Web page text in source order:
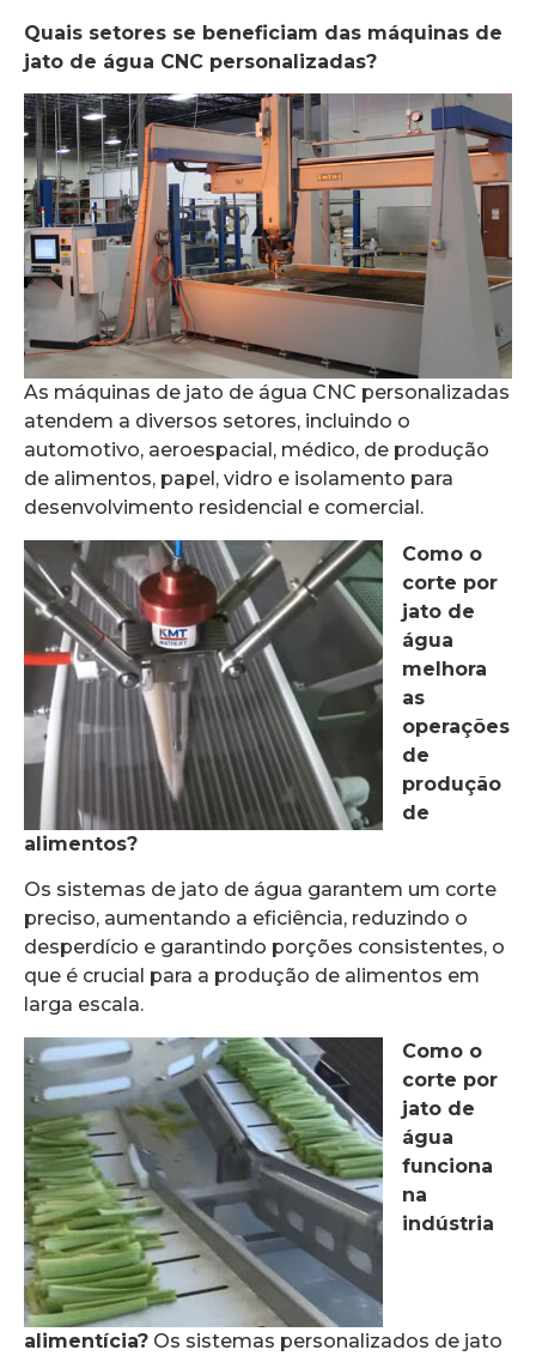
Quais setores se beneficiam das máquinas de
jato de água CNC personalizadas?
As máquinas de jato de água CNC personalizadas
atendem a diversos setores, incluindo o
automotivo, aeroespacial, médico, de produção
de alimentos, papel, vidro e isolamento para
desenvolvimento residencial e comercial.
Como o
corte por
jato de
água
melhora
as
operações
de
produção
de
alimentos?
Os sistemas de jato de água garantem um corte
preciso, aumentando a eficiência, reduzindo o
desperdício e garantindo porções consistentes, o
que é crucial para a produção de alimentos em
larga escala.
Como o
corte por
jato de
água
funciona
na
indústria
alimentícia? Os sistemas personalizados de jato